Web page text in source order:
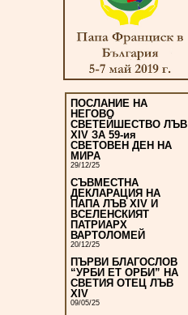
ПОСЛАНИЕ НА
НЕГОВО
СВЕТЕЙШЕСТВО ЛЪВ
XIV ЗА 59-ия
СВЕТОВЕН ДЕН НА
МИРА
29/12/25
СЪВМЕСТНА
ДЕКЛАРАЦИЯ НА
ПАПА ЛЪВ XIV И
ВСЕЛЕНСКИЯТ
ПАТРИАРХ
ВАРТОЛОМЕЙ
20/12/25
ПЪРВИ БЛАГОСЛОВ
“УРБИ ЕТ ОРБИ” НА
СВЕТИЯ ОТЕЦ ЛЪВ
XIV
09/05/25